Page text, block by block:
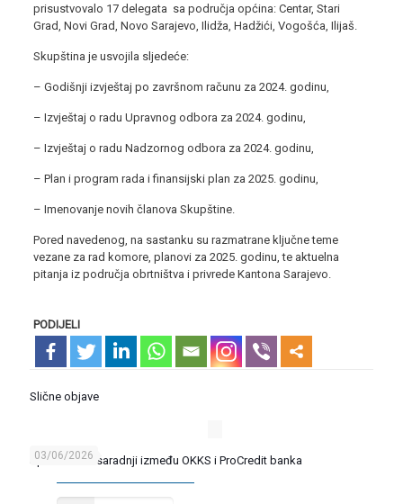
prisustvovalo 17 delegata sa područja općina: Centar, Stari
Grad, Novi Grad, Novo Sarajevo, Ilidža, Hadžići, Vogošća, Ilijaš.
Skupština je usvojila sljedeće:
– Godišnji izvještaj po završnom računu za 2024. godinu,
– Izvještaj o radu Upravnog odbora za 2024. godinu,
– Izvještaj o radu Nadzornog odbora za 2024. godinu,
– Plan i program rada i finansijski plan za 2025. godinu,
– Imenovanje novih članova Skupštine.
Pored navedenog, na sastanku su razmatrane ključne teme
vezane za rad komore, planovi za 2025. godinu, te aktuelna
pitanja iz područja obrtništva i privrede Kantona Sarajevo.
PODIJELI
Slične objave
03/06/2026
Sporazum o saradnji između OKKS i ProCredit banka